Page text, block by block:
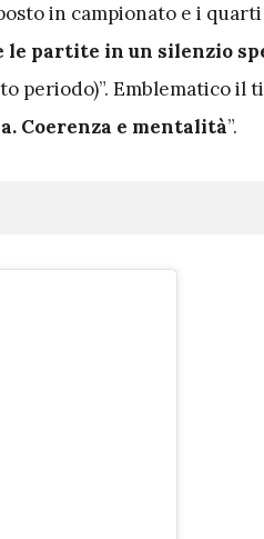
in campionato e i
partite in un silenzio
periodo)”. Emblematico il
Coerenza e mentalità”.